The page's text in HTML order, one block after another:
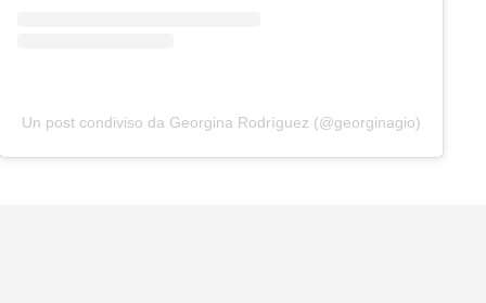
Un post condiviso da Georgina Rodríguez (@georginagio)